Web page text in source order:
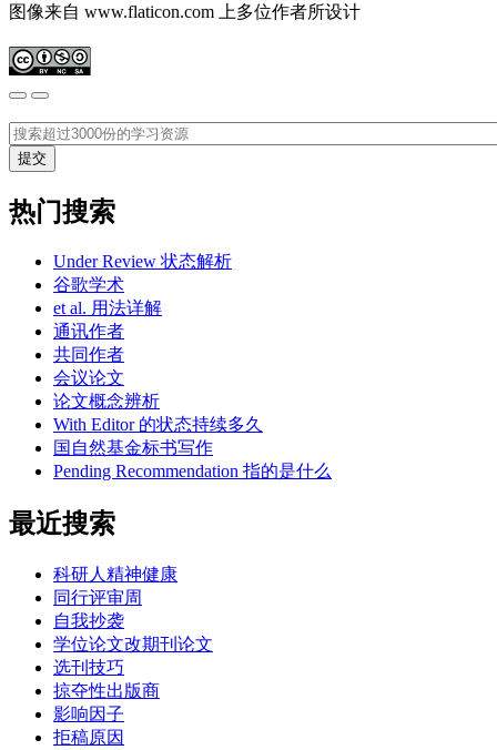
图像来自 www.flaticon.com 上多位作者所设计
热门搜索
Under Review 状态解析
谷歌学术
et al. 用法详解
通讯作者
共同作者
会议论文
论文概念辨析
With Editor 的状态持续多久
国自然基金标书写作
Pending Recommendation 指的是什么
最近搜索
科研人精神健康
同行评审周
自我抄袭
学位论文改期刊论文
选刊技巧
掠夺性出版商
影响因子
拒稿原因